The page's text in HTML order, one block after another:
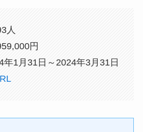
人
円
年1月31日～2024年3月31日